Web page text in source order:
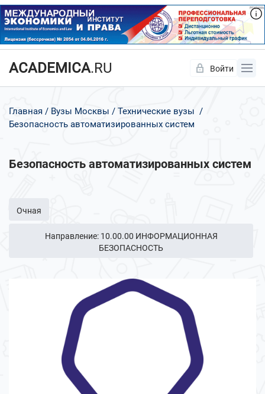
ACADEMICA.RU Войти
Главная Вузы Москвы
Технические вузы
Безопасность автоматизированных систем
Безопасность автоматизированных систем
Очная
Направление: 10.00.00 ИНФОРМАЦИОННАЯ
БЕЗОПАСНОСТЬ
Да Нет